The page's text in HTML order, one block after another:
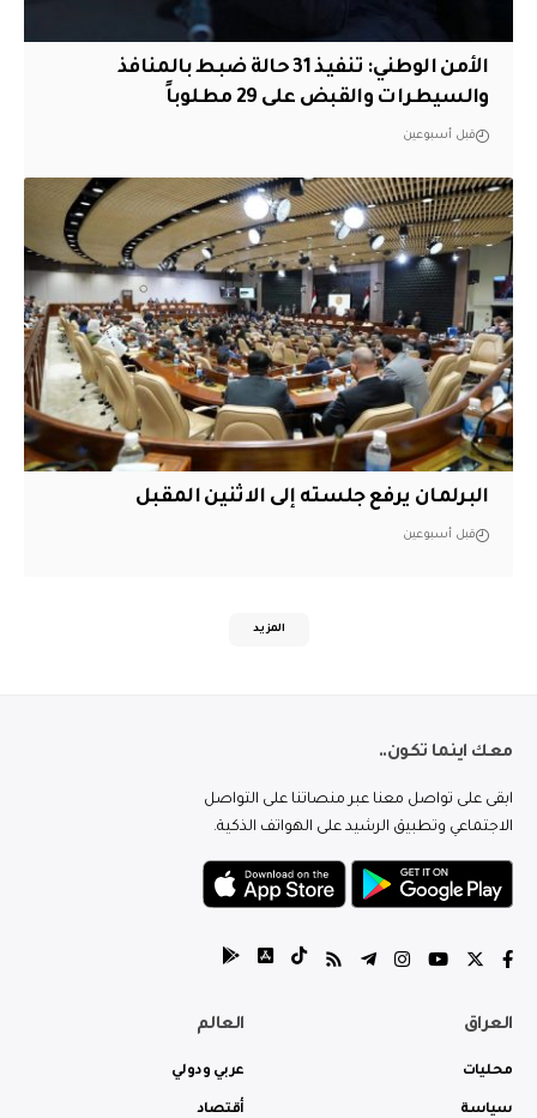
الأمن الوطني: تنفيذ 31 حالة ضبط بالمنافذ
والسيطرات والقبض على 29 مطلوباً
قبل أسبوعين
البرلمان يرفع جلسته إلى الاثنين المقبل
قبل أسبوعين
المزيد
معك اينما تكون..
ابقى على تواصل معنا عبر منصاتنا على التواصل
الاجتماعي وتطبيق الرشيد على الهواتف الذكية.
العراق
محليات
سياسة
العالم
عربي ودولي
أقتصاد